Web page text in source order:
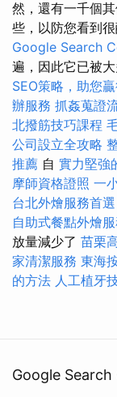
然，還有一千個
些，以防您看到
Google Search
遍，因此它已被
SEO策略，助您
辦服務 抓姦蒐證
北撥筋技巧課程
公司設立全攻略
推薦 自 實力堅強
摩師資格證照 一
台北外燴服務首選
自助式餐點外燴
放量減少了 苗栗
家清潔服務 東海
的方法 人工植牙
Google Search